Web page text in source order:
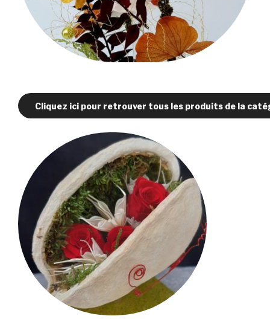
Cliquez ici pour retrouver tous les produits de la